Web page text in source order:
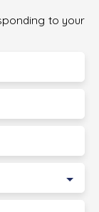
to your